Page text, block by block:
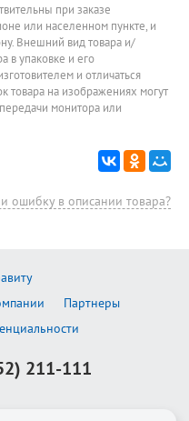
при заказе
или населенном пункте, и
Внешний вид товара и/
в упаковке и его
и отличаться
товара на изображениях могут
монитора или
ошибку в описании товара?
Партнеры
211-111